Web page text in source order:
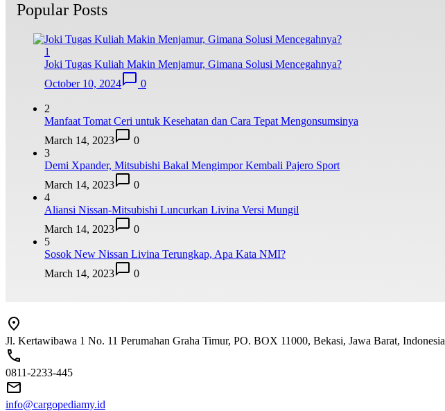
Popular Posts
1
Joki Tugas Kuliah Makin Menjamur, Gimana Solusi Mencegahnya?
October 10, 2024
0
2
Manfaat Tomat Ceri untuk Kesehatan dan Cara Tepat Mengonsumsinya
March 14, 2023
0
3
Demi Xpander, Mitsubishi Bakal Mengimpor Kembali Pajero Sport
March 14, 2023
0
4
Aliansi Nissan-Mitsubishi Luncurkan Livina Versi Mungil
March 14, 2023
0
5
Sosok New Nissan Livina Terungkap, Apa Kata NMI?
March 14, 2023
0
Jl. Kertawibawa 1 No. 11 Perumahan Graha Timur, PO. BOX 11000, Bekasi, Jawa Barat, Indonesia
0811-2233-445
info@cargopediamy.id